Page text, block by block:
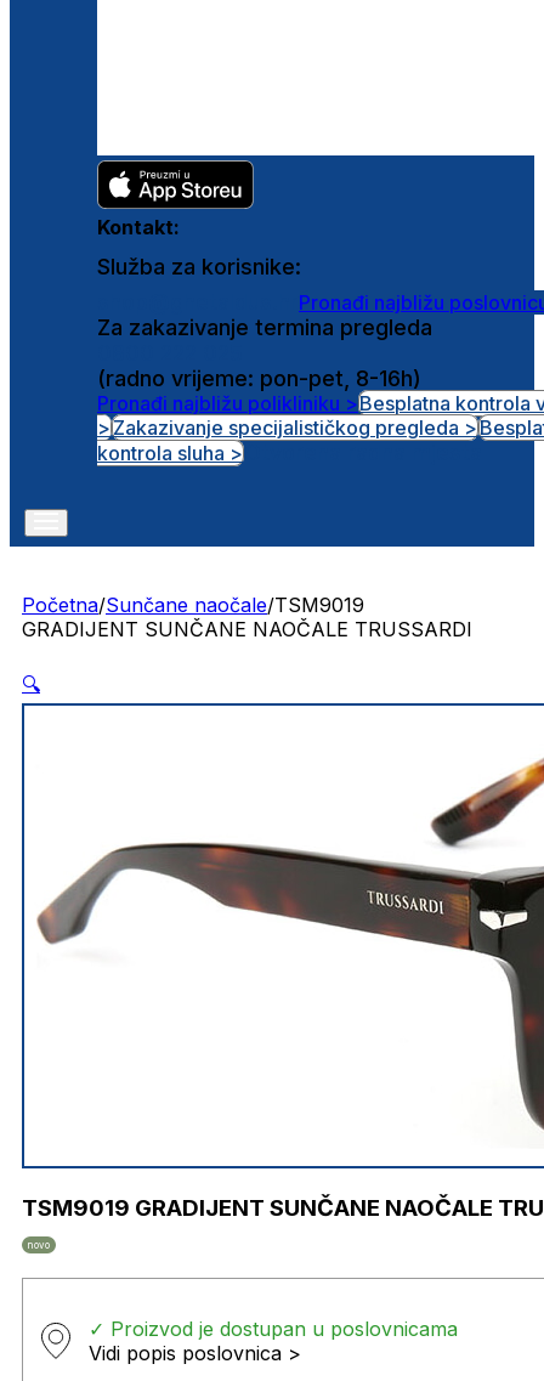
Kontakt:
Služba za korisnike:
Pronađi najbližu
Za zakazivanje termina pregleda
(radno vrijeme: pon-pet, 8-16h)
Pronađi najbližu polikliniku >Besplatna kontrola
>Zakazivanje specijalističkog pregleda >
kontrola sluha >
Početna/Sunčane naočale/TSM9019
GRADIJENT SUNČANE NAOČALE TRUSSARDI
🔍
TSM9019 GRADIJENT SUNČANE NAOČALE
novo
✓ Proizvod je dostupan u poslovnicama
Vidi popis poslovnica >